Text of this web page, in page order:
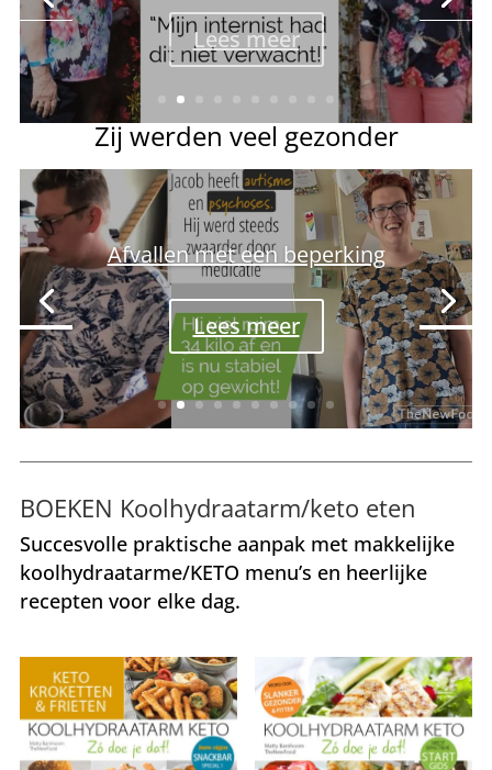
Lees meer
Zij werden veel gezonder
Afvallen met een beperking
Lees meer
BOEKEN Koolhydraatarm/keto eten
Succesvolle praktische aanpak met makkelijke
koolhydraatarme/KETO menu’s en heerlijke
recepten voor elke dag.